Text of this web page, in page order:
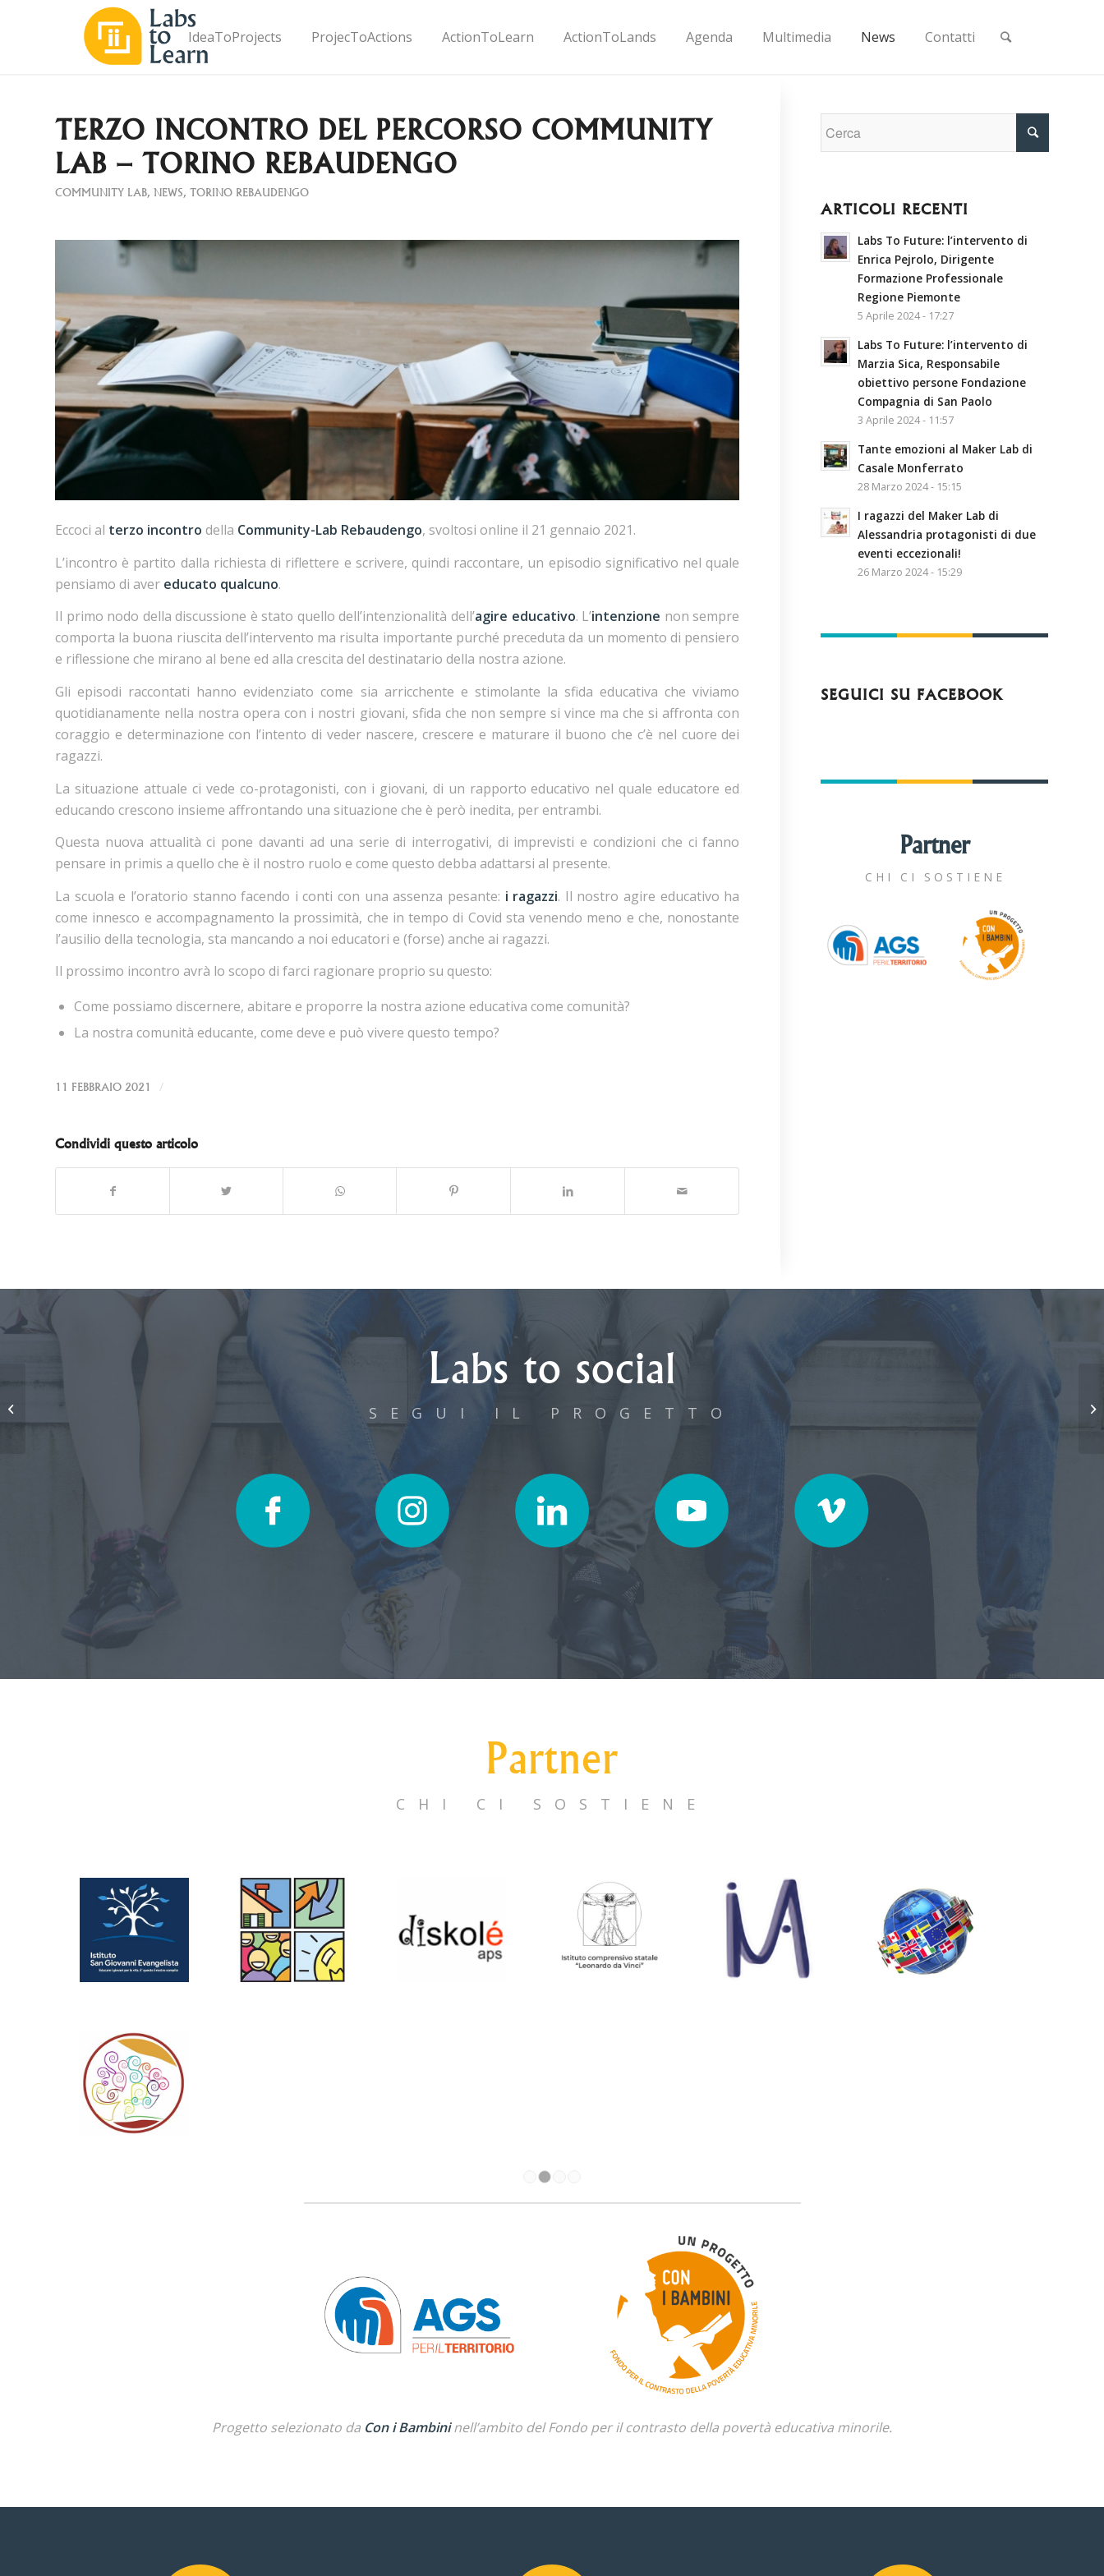
IdeaToProjects ProjecToActions ActionToLearn ActionToLands Agenda Multimedia News Contatti
TERZO INCONTRO DEL PERCORSO COMMUNITY
LAB – TORINO REBAUDENGO
COMMUNITY LAB, NEWS, TORINO REBAUDENGO
Eccoci al terzo incontro della Community-Lab Rebaudengo, svoltosi online il 21 gennaio 2021.
L’incontro è partito dalla richiesta di riflettere e scrivere, quindi raccontare, un episodio significativo nel quale
pensiamo di aver educato qualcuno.
Il primo nodo della discussione è stato quello dell’intenzionalità dell’agire educativo. L’intenzione non sempre
comporta la buona riuscita dell’intervento ma risulta importante purché preceduta da un momento di pensiero
e riflessione che mirano al bene ed alla crescita del destinatario della nostra azione.
Gli episodi raccontati hanno evidenziato come sia arricchente e stimolante la sfida educativa che viviamo
quotidianamente nella nostra opera con i nostri giovani, sfida che non sempre si vince ma che si affronta con
coraggio e determinazione con l’intento di veder nascere, crescere e maturare il buono che c’è nel cuore dei
ragazzi.
La situazione attuale ci vede co-protagonisti, con i giovani, di un rapporto educativo nel quale educatore ed
educando crescono insieme affrontando una situazione che è però inedita, per entrambi.
Questa nuova attualità ci pone davanti ad una serie di interrogativi, di imprevisti e condizioni che ci fanno
pensare in primis a quello che è il nostro ruolo e come questo debba adattarsi al presente.
La scuola e l’oratorio stanno facendo i conti con una assenza pesante: i ragazzi. Il nostro agire educativo ha
come innesco e accompagnamento la prossimità, che in tempo di Covid sta venendo meno e che, nonostante
l’ausilio della tecnologia, sta mancando a noi educatori e (forse) anche ai ragazzi.
Il prossimo incontro avrà lo scopo di farci ragionare proprio su questo:
Come possiamo discernere, abitare e proporre la nostra azione educativa come comunità?
La nostra comunità educante, come deve e può vivere questo tempo?
11 FEBBRAIO 2021 /
Condividi questo articolo
ARTICOLI RECENTI
Labs To Future: l’intervento di
Enrica Pejrolo, Dirigente
Formazione Professionale
Regione Piemonte
5 Aprile 2024 - 17:27
Labs To Future: l’intervento di
Marzia Sica, Responsabile
obiettivo persone Fondazione
Compagnia di San Paolo
3 Aprile 2024 - 11:57
Tante emozioni al Maker Lab di
Casale Monferrato
28 Marzo 2024 - 15:15
I ragazzi del Maker Lab di
Alessandria protagonisti di due
eventi eccezionali!
26 Marzo 2024 - 15:29
SEGUICI SU FACEBOOK
Partner
CHI CI SOSTIENE
Labs to social
SEGUI IL PROGETTO
Partner
CHI CI SOSTIENE
Progetto selezionato da Con i Bambininell’ambito del Fondo per il contrasto della povertà educativa minorile.
dei 7 territori